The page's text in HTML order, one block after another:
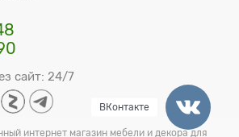
сайт: 24/7
интернет магазин мебели и декора для
ВКонтакте